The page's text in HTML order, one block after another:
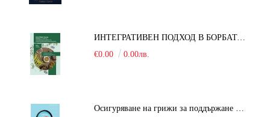
ИНТЕГРАТИВЕН ПОДХОД В БОРБАТА С COVID-19: От патогенезата на Sars-Cov-2 до фитомедицината и етноботаниката. Антивирусна активност и терапевтичен потенциал на българските лечебни растения
€0.00
0.00лв.
Осигуряване на грижи за поддържане на здравното състояние на уязвимите групи от населени